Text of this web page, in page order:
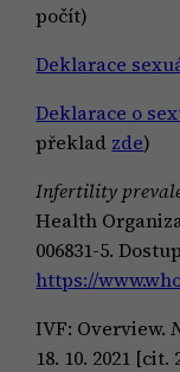
počít)
Deklarace
Deklarace o
překlad zde)
Infertility
Health
006831-5.
https://
IVF: Overview.
18. 10. 2021 [cit.